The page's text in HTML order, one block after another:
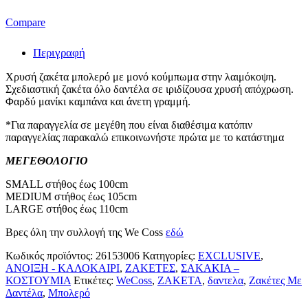
Compare
Περιγραφή
Χρυσή ζακέτα μπολερό με μονό κούμπωμα στην λαιμόκοψη.
Σχεδιαστική ζακέτα όλο δαντέλα σε ιριδίζουσα χρυσή απόχρωση.
Φαρδύ μανίκι καμπάνα και άνετη γραμμή.
*Για παραγγελία σε μεγέθη που είναι διαθέσιμα κατόπιν
παραγγελίας παρακαλώ επικοινωνήστε πρώτα με το κατάστημα
ΜΕΓΕΘΟΛΟΓΙΟ
SMALL στήθος έως 100cm
MEDIUM στήθος έως 105cm
LARGE στήθος έως 110cm
Βρες όλη την συλλογή της We Coss εδώ
Κωδικός προϊόντος: 26153006 Κατηγορίες: EXCLUSIVE,
ΑΝΟΙΞΗ - ΚΑΛΟΚΑΙΡΙ, ΖΑΚΕΤΕΣ, ΣΑΚΑΚΙΑ –
ΚΟΣΤΟΥΜΙΑ Ετικέτες: WeCoss, ZAKETA, δαντελα, Ζακέτες Με
Δαντέλα, Μπολερό